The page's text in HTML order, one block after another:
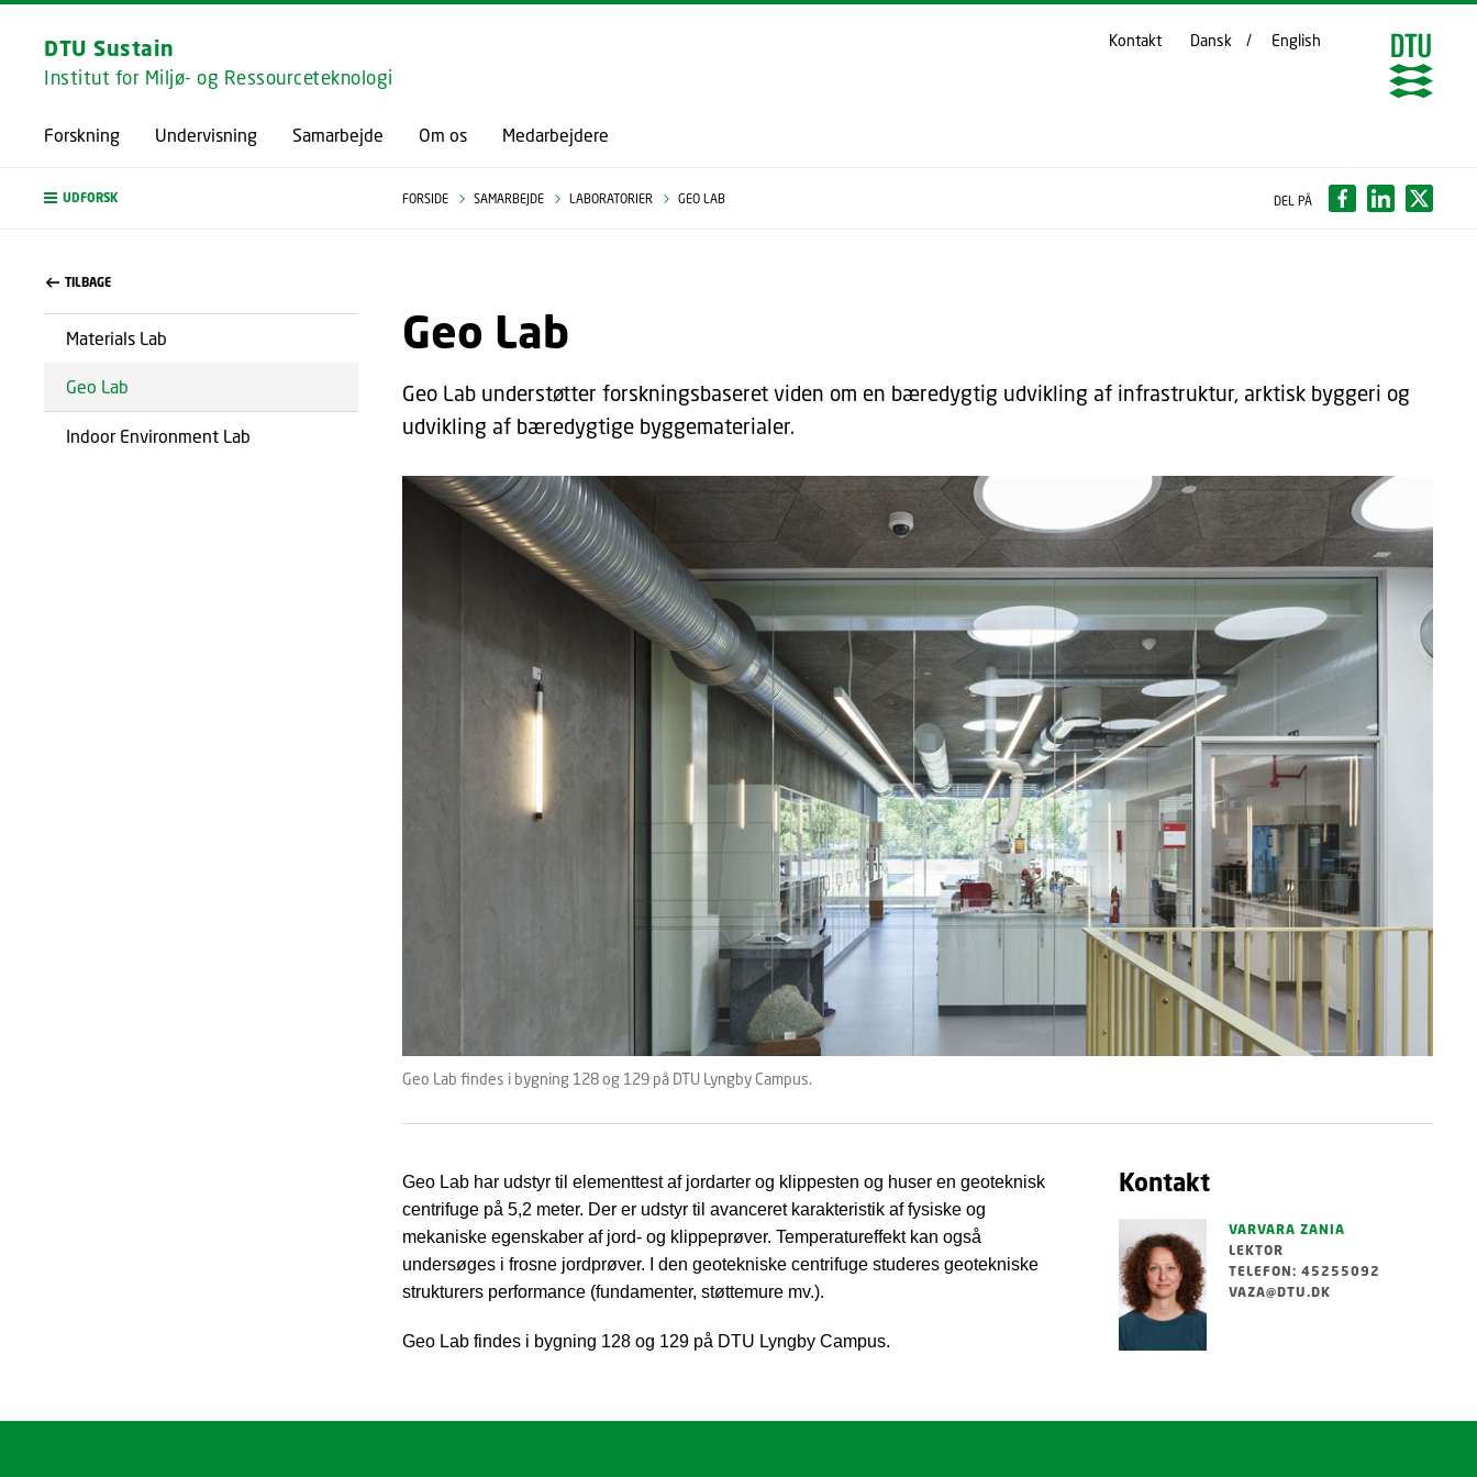
GÅ TIL PRIMÆRT INDHOLD (TRYK ENTER).
DTU Sustain
Institut for Miljø- og Ressourceteknologi
Forskning Undervisning Samarbejde Om os Medarbejdere
Kontakt Dansk English
UDFORSK FORSIDE SAMARBEJDE LABORATORIER GEO LAB DEL PÅ
TILBAGE
Materials Lab
Geo Lab
Indoor Environment Lab
Geo Lab
Geo Lab understøtter forskningsbaseret viden om en bæredygtig udvikling af infrastruktur, arktisk byggeri og
udvikling af bæredygtige byggematerialer.
Geo Lab findes i bygning 128 og 129 på DTU Lyngby Campus.
Geo Lab har udstyr til elementtest af jordarter og klippesten og huser en geoteknisk
centrifuge på 5,2 meter. Der er udstyr til avanceret karakteristik af fysiske og
mekaniske egenskaber af jord- og klippeprøver. Temperatureffekt kan også
undersøges i frosne jordprøver. I den geotekniske centrifuge studeres geotekniske
strukturers performance (fundamenter, støttemure mv.).
Geo Lab findes i bygning 128 og 129 på DTU Lyngby Campus.
Kontakt
VARVARA ZANIA
LEKTOR
TELEFON: 45255092
VAZA@DTU.DK